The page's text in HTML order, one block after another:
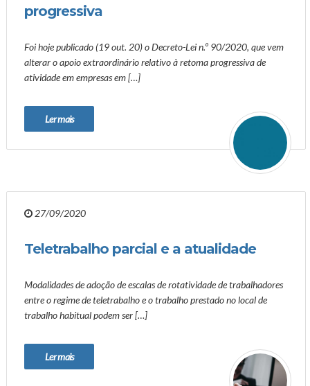
progressiva
Foi hoje publicado (19 out. 20) o Decreto-Lei n.º 90/2020, que vem
alterar o apoio extraordinário relativo à retoma progressiva de
atividade em empresas em […]
Ler mais
27/09/2020
Teletrabalho parcial e a atualidade
Modalidades de adoção de escalas de rotatividade de trabalhadores
entre o regime de teletrabalho e o trabalho prestado no local de
trabalho habitual podem ser […]
Ler mais